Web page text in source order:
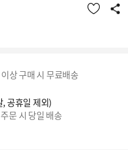
상 구매 시 무료배송
공휴일 제외)
문 시 당일 배송